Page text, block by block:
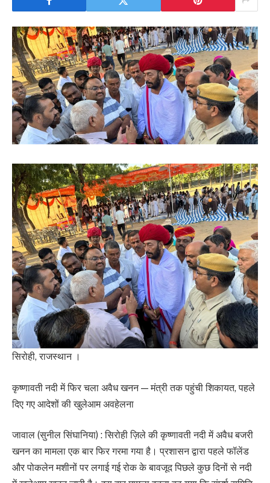
सिरोही, राजस्थान ।
कृष्णावती नदी में फिर चला अवैध खनन — मंत्री तक पहुंची शिकायत, पहले
दिए गए आदेशों की खुलेआम अवहेलना
जावाल (सुनील सिंघानिया) : सिरोही ज़िले की कृष्णावती नदी में अवैध बजरी
खनन का मामला एक बार फिर गरमा गया है। प्रशासन द्वारा पहले फॉलेंड
और पोकलेन मशीनों पर लगाई गई रोक के बावजूद पिछले कुछ दिनों से नदी